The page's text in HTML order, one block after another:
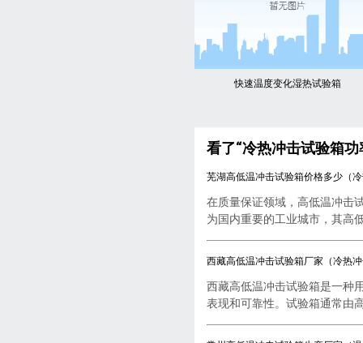
快速温度变化湿热试验箱
看了“冷热冲击试验箱
芜湖高低温冲击试验箱价格多少（
在质量保证领域，高低温冲击
为国内重要的工业城市，其高
西藏高低温冲击试验箱厂家（冷热
西藏高低温冲击试验箱是一种
表现和可靠性。试验箱通常由